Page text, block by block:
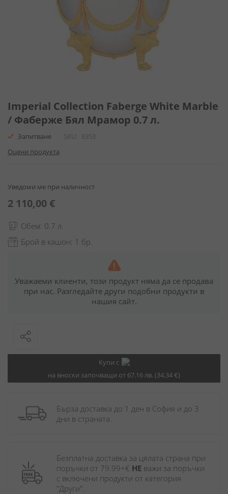
към
началото
на
галерия
снимки
Imperial Collection Faberge White Marble
/ Фаберже Бял Мрамор 0.7 л.
Запитване SKU
8353
Оцени продукта
Уведоми ме при наличност
2 110,00 €
Обем: 0.7 л.
Брой в кашон: 1 бр.
Уважаеми клиенти, този продукт няма да се продава
при нас. Разгледайте други подобни продукти в
нашия сайт.
Купи с
на вноски започващи от 67.16 лв. (34.34 €)
Бърза доставка до 1 ден в София и до 3
дни в страната.
Безплатна доставка за цялата страна при
поръчки от 79.99+€ НЕ важи за поръчки
с включени продукти от категория
"Други".